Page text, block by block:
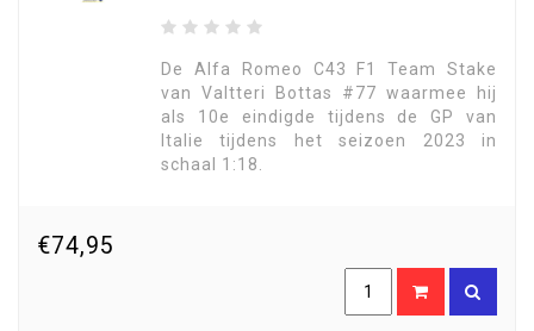
De Alfa Romeo C43 F1 Team Stake
van Valtteri Bottas #77 waarmee hij
als 10e eindigde tijdens de GP van
Italie tijdens het seizoen 2023 in
schaal 1:18.
€74,95